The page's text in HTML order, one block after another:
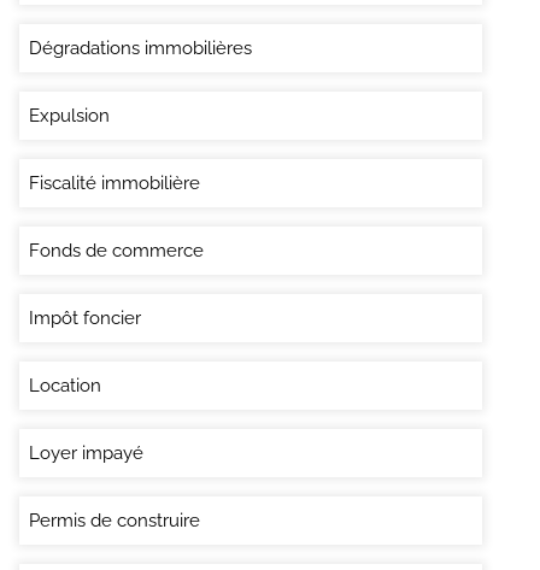
Dégradations immobilières
Expulsion
Fiscalité immobilière
Fonds de commerce
Impôt foncier
Location
Loyer impayé
Permis de construire